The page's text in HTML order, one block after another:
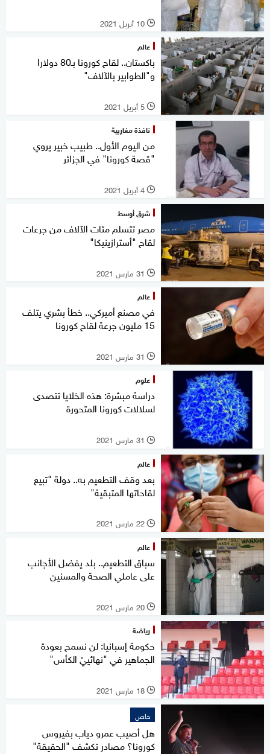
l 10 أبريل 2021
عالم
باكستان.. لقاح كورونا بـ80 دولارا
و"الطوابير بالآلاف"
l 5 أبريل 2021
نافذة مغاربية
من اليوم الأول.. طبيب خبير يروي
"قصة كورونا" في الجزائر
l 4 أبريل 2021
شرق أوسط
مصر تتسلم مئات الآلاف من جرعات
لقاح "أسترازينيكا"
l 31 مارس 2021
عالم
في مصنع أميركي.. خطأ بشري يتلف
15 مليون جرعة لقاح كورونا
l 31 مارس 2021
علوم
دراسة مبشرة: هذه الخلايا تتصدى
لسلالات كورونا المتحورة
l 31 مارس 2021
عالم
بعد وقف التطعيم به.. دولة "تبيع
لقاحاتها المتبقية"
l 22 مارس 2021
عالم
سباق التطعيم.. بلد يفضل الأجانب
على عاملي الصحة والمسنين
l 20 مارس 2021
رياضة
حكومة إسبانيا: لن نسمح بعودة
الجماهير في "نهائييْ الكأس"
l 18 مارس 2021
خاص
هل أصيب عمرو دياب بفيروس
كورونا؟ مصادر تكشف "الحقيقة"